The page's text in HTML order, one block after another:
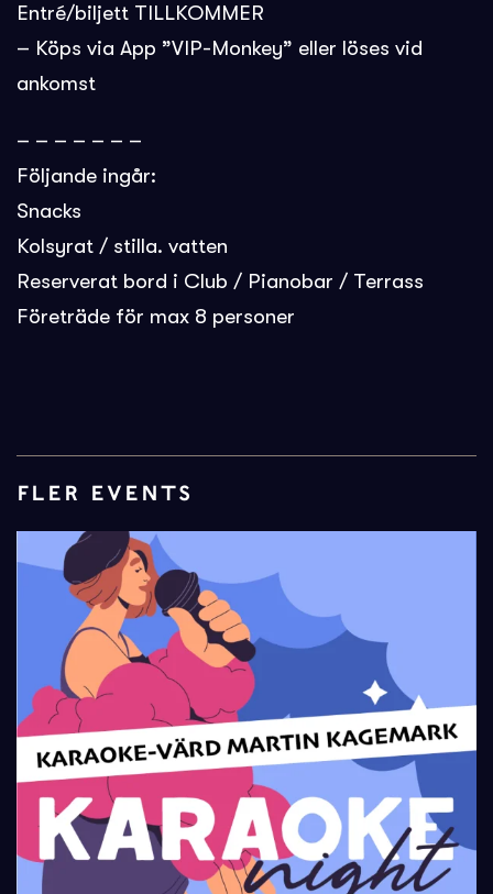
Entré/biljett TILLKOMMER
– Köps via App ”VIP-Monkey” eller löses vid
ankomst
– – – – – – –
Följande ingår:
Snacks
Kolsyrat / stilla. vatten
Reserverat bord i Club / Pianobar / Terrass
Företräde för max 8 personer
FLER EVENTS